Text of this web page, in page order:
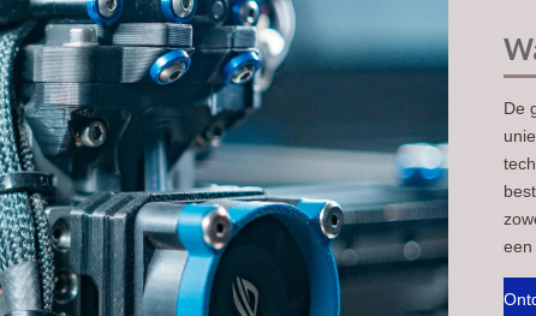
De
een